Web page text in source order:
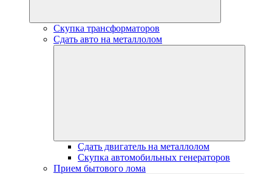
Скупка трансформаторов
Сдать авто на металлолом
Сдать двигатель на металлолом
Скупка автомобильных генераторов
Прием бытового лома